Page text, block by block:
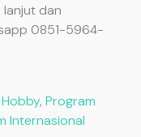
lanjut dan
0851-5964-
, Program
Internasional